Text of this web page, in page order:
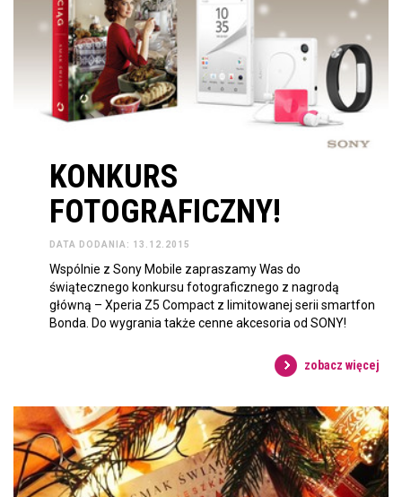
KONKURS
FOTOGRAFICZNY!
DATA DODANIA: 13.12.2015
Wspólnie z ‪Sony Mobile‬ zapraszamy Was do
świątecznego konkursu fotograficznego z nagrodą
główną – Xperia Z5 Compact z limitowanej serii smartfon
Bonda. Do wygrania także cenne akcesoria od SONY!
zobacz więcej